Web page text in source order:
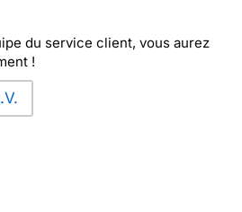
du service client, vous aurez
!